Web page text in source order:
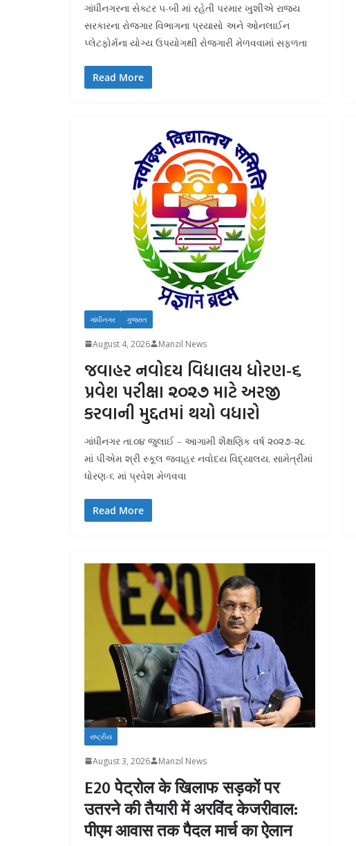
ગાંધીનગરના સેક્ટર ૫-બી માં રહેતી પરમાર ખુશીએ રાજ્ય
સરકારના રોજગાર વિભાગના પ્રયાસો અને ઓનલાઈન
પ્લેટફોર્મના યોગ્ય ઉપયોગથી રોજગારી મેળવવામાં સફળતા
Read More
ગાંધીનગર ગુજરાત
August 4, 2026 Manzil News
જવાહર નવોદય વિદ્યાલય ધોરણ-૬
પ્રવેશ પરીક્ષા ૨૦૨૭ માટે અરજી
કરવાની મુદ્દતમાં થયો વધારો
ગાંધીનગર તા.૦૪ જુલાઈ – આગામી શૈક્ષણિક વર્ષ ૨૦૨૭-૨૮
માં પીએમ શ્રી સ્કૂલ જવાહર નવોદય વિદ્યાલય, સામેત્રીમાં
ધોરણ-૬ માં પ્રવેશ મેળવવા
Read More
રાષ્ટ્રીય
August 3, 2026 Manzil News
E20 पेट्रोल के खिलाफ सड़कों पर
उतरने की तैयारी में अरविंद केजरीवाल:
पीएम आवास तक पैदल मार्च का ऐलान